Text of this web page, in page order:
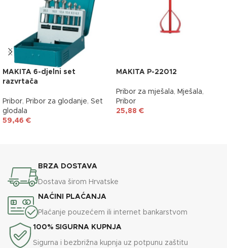
MAKITA 6-djelni set
razvrtača
Pribor, Pribor za glodanje, Set
glodala
59,46 €
MAKITA P-22012
Pribor za mješala, Mješala,
Pribor
25,88 €
BRZA DOSTAVA
Dostava širom Hrvatske
NAĆINI PLAĆANJA
Plaćanje pouzećem ili internet bankarstvom
100% SIGURNA KUPNJA
Sigurna i bezbrižna kupnja uz potpunu zaštitu